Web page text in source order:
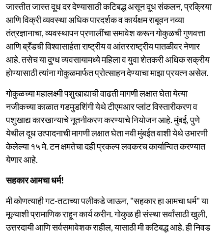
जास्तीत जास्त दूध दर देण्यासाठी कटिबद्ध असून दूध संकलन, प्रक्रिया
आणि विक्री व्यवस्था अधिक पारदर्शक व कार्यक्षम राबूवन नव्या
तंत्रज्ञानाचा, व्यवस्थापन प्रणालींचा समावेश करून गोकुळची गुणवत्ता
आणि ब्रँडची विश्वासार्हता राष्ट्रीय व आंतरराष्ट्रीय पातळीवर नेणार
आहे. तसेच या दुग्ध व्यवसायामध्ये महिला व युवा शेतकरी अधिक सक्रीय
होण्यासाठी त्यांना गोकुळमार्फत प्रोत्साहन देण्याचा माझा प्रयत्न असेल.
गोकुळच्या महालक्ष्मी पशुखाद्याची वाढती मागणी लक्षात घेता येत्या
नजीकच्या काळात गडमुडशिंगी येथे टीएमआर प्लांट विस्तारीकरण व
पशुखाद्य कारखान्याचे नूतनीकरण करण्याचे नियोजन आहे. मुंबई, पुणे
येथील दूध उत्पादनाची मागणी लक्षात घेता नवी मुंबईत वाशी येथे उभारणी
केलेल्या १५ मे. टन क्षमतेचा दही प्रकल्प लवकरच कार्यान्वित करण्यात
येणार आहे.
सहकार आमचा धर्म!
मी कोणत्याही गट-तटाच्या पलीकडे जाऊन, "सहकार हा आमचा धर्म" या
मूल्याशी प्रामाणिक राहून कार्य करीन. गोकुळ ही संस्था सर्वांसाठी खुली,
उत्तरदायी आणि सर्वसमावेशक राहील, यासाठी मी कटिबद्ध आहे. ही निवड